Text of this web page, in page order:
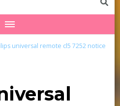
universal remote cl5 7252 notice